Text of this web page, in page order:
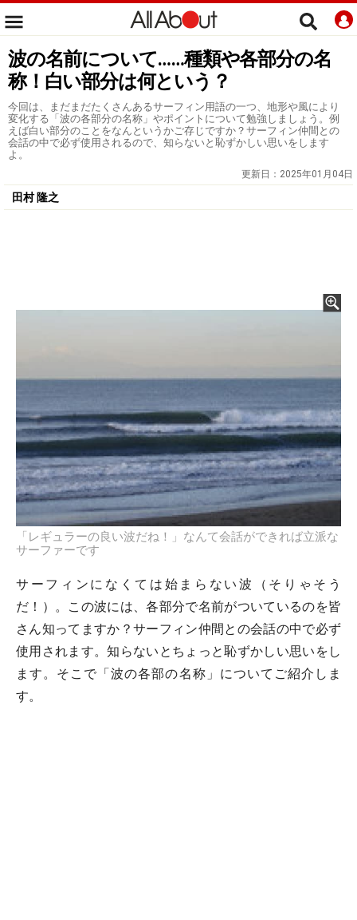
波の名前について……種類や各部分の名
称！白い部分は何という？
今回は、まだまだたくさんあるサーフィン用語の一つ、地形や風により
変化する「波の各部分の名称」やポイントについて勉強しましょう。例
えば白い部分のことをなんというかご存じですか？サーフィン仲間との
会話の中で必ず使用されるので、知らないと恥ずかしい思いをします
よ。
更新日： 2025年01月04日
田村 隆之
「レギュラーの良い波だね！」なんて会話ができれば立派な
サーファーです
サーフィンになくては始まらない波（そりゃそう
だ！）。この波には、各部分で名前がついているのを皆
さん知ってますか？サーフィン仲間との会話の中で必ず
使用されます。知らないとちょっと恥ずかしい思いをし
ます。そこで「波の各部の名称」についてご紹介しま
す。